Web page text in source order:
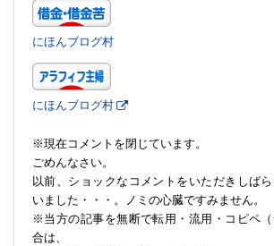
にほんブログ村
にほんブログ村
※現在コメントを閉じています。
ごめんなさい。
以前、ショックなコメントをいただきしば
いました・・・。ノミの心臓ですみません。
※当方の記事を無断で転用・流用・コピペ
合は、